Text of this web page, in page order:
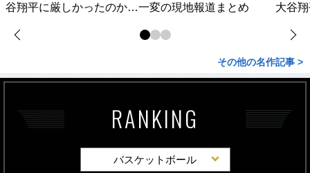
谷翔平に厳しかったのか…一変の現地報道まとめ
大谷
その他の名作記事 >
RANKING
バスケットボール